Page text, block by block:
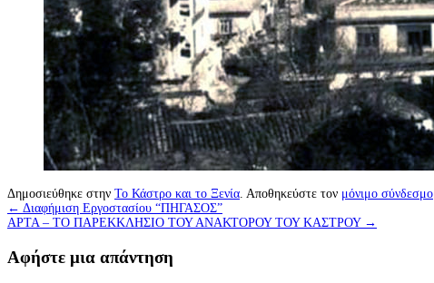
Δημοσιεύθηκε στην Το Κάστρο και το Ξενία . Αποθηκεύστε τον μόνιμο σύνδεσμο
← Διαφήμιση Εργοστασίου “ΠΗΓΑΣΟΣ”
ΑΡΤΑ – ΤΟ ΠΑΡΕΚΚΛΗΣΙΟ ΤΟΥ ΑΝΑΚΤΟΡΟΥ ΤΟΥ ΚΑΣΤΡΟΥ →
Αφήστε μια απάντηση